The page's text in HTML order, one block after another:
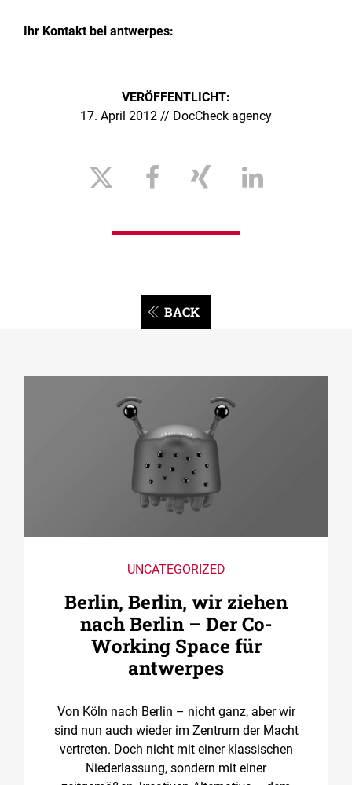
Ihr Kontaktbei antwerpes:
VERÖFFENTLICHT:
17. April 2012 // DocCheck agency
BACK
UNCATEGORIZED
Berlin, Berlin, wir ziehen
nach Berlin – Der Co­
Working Space für
antwerpes
Von Köln nach Berlin – nicht ganz, aber wir
sind nun auch wieder im Zentrum der Macht
vertreten. Doch nicht mit einer klassischen
Niederlassung, sondern mit einer